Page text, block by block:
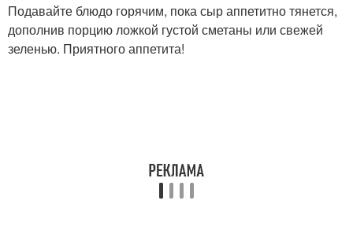
Подавайте блюдо горячим, пока сыр аппетитно тянется,
дополнив порцию ложкой густой сметаны или свежей
зеленью. Приятного аппетита!